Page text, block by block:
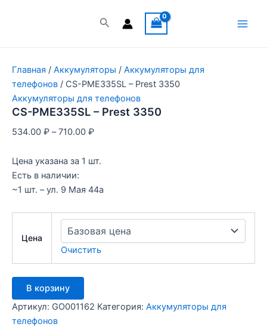
Поиск
Главная / Аккумуляторы / Аккумуляторы для
телефонов / CS-PME335SL – Prest 3350
Аккумуляторы для телефонов
CS-PME335SL – Prest 3350
534.00 ₽ –710.00 ₽
Цена указана за 1 шт.
Есть в наличии:
~1 шт. – ул. 9 Мая 44а
Цена
Очистить
Количество
товара
CS-
PME335SL
В корзину
Артикул: GO001162 Категория: Аккумуляторы для
телефонов